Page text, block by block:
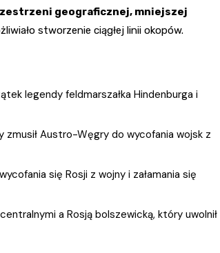
geograficznej, mniejszej
stworzenie ciągłej linii okopów.
legendy feldmarszałka Hindenburga i
zmusił Austro-Węgry do wycofania wojsk z
się Rosji z wojny i załamania się
a Rosją bolszewicką, który uwolnił